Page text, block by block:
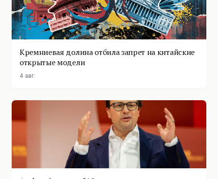
Кремниевая долина отбила запрет на китайские
открытые модели
4 авг.